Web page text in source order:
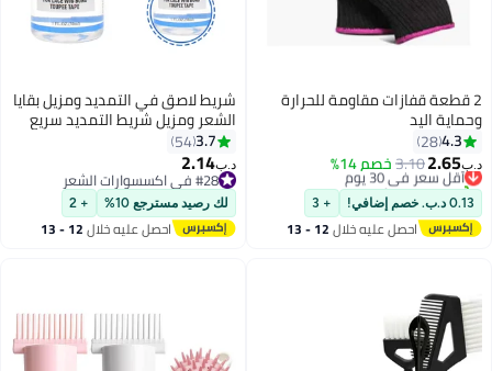
2 قطعة قفازات مقاومة للحرارة
وحماية اليد
4.3
28
د.ب‏2.65
3.10خصم 14%أقل سعر في 30 يوم
تم بيع +10 مؤخرًا
أقل سعر في 30 يوم
0.13 د.ب. خصم إضافي! + 3
احصل عليه خلال 12 - 13
شريط لاصق في التمديد ومزيل بقايا
الشعر ومزيل شريط التمديد سريع
المفعول وصلات شعر شعر مستعار
مزيل الغراء الشريط في تمديد
الدانتيل الغراء إزالة
3.7
54
د.ب‏2.14
#28 في اكسسوارات الشعر
#28 في اكسسوارات الشعر
لك رصيد مسترجع 10% + 2
احصل عليه خلال 12 - 13